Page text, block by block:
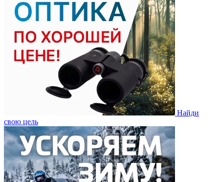
Найди
свою цель